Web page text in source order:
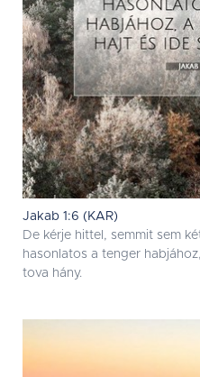
Jakab 1:6 (KAR)
De kérje hittel, semmit sem
hasonlatos a tenger
tova hány.